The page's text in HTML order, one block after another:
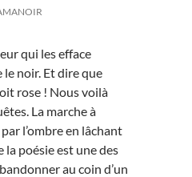
qui les efface
noir. Et dire que
rose ! Nous voilà
La marche à
l’ombre en lâchant
poésie est une des
au coin d’un